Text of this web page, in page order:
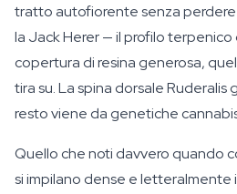
tratto autofiorente senza perdere
la Jack Herer — il profilo
copertura di resina generosa,
tira su. La spina dorsale Ruderalis
resto viene da genetiche
Quello che noti davvero quando
si impilano dense e letteralmente